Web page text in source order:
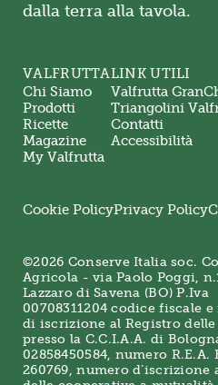
dalla terra alla tavola.
VALFRUTTA
Chi Siamo
Prodotti
Ricette
Magazine
My Valfrutta
LINK UTILI
Valfrutta
Triangolini
Contatti
Accessibilità
©2026 Conserve Italia soc.
Agricola - via Paolo Poggi,
Lazzaro di Savena (BO) P.Iva
00708311204 codice fiscale
di iscrizione al Registro
presso la C.C.I.A.A. di
02858450584, numero R.E.A.
260769, numero d’iscrizione
Cookie PolicyPrivacy Policy